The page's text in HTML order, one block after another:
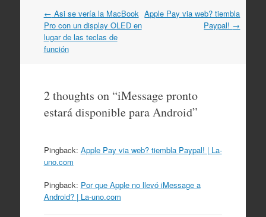
Post
navigation
← Asi se vería la MacBook
Pro con un display OLED en
lugar de las teclas de
función
Apple Pay via web? tiembla
Paypal! →
2 thoughts on “iMessage pronto
estará disponible para Android”
Pingback: Apple Pay via web? tiembla Paypal! | La-
uno.com
Pingback: Por que Apple no llevó iMessage a
Android? | La-uno.com